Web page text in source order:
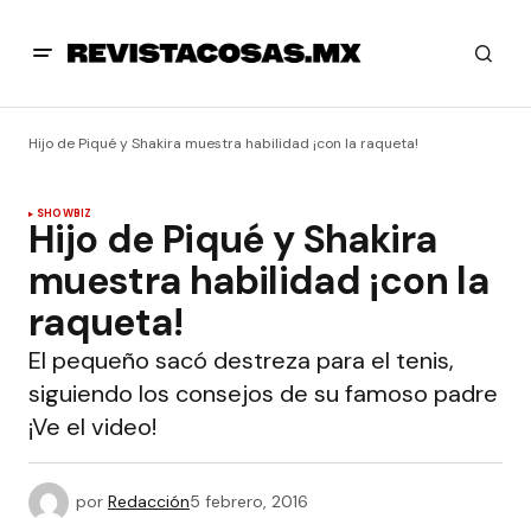
Hijo de Piqué y Shakira muestra habilidad ¡con la raqueta!
SHOWBIZ
Hijo de Piqué y Shakira
muestra habilidad ¡con la
raqueta!
El pequeño sacó destreza para el tenis,
siguiendo los consejos de su famoso padre
¡Ve el video!
por Redacción5 febrero, 2016